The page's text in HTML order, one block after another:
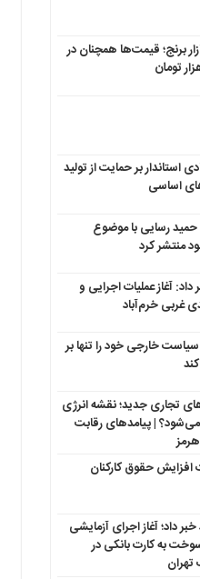
برنج؛ قیمت‌ها همچنان در
استاندار بر حمایت از تولید
اساسی
رسایی با موضوع
منتشر کرد
داد: آغاز عملیات اجرایی و
غربی خرم‌آباد
خارجی خود را تنها بر
تجاری جدید؛ نقشه انرژی
می‌شود؟ | پیامدهای رقابت
حقوق کارکنان
داد؛ آغاز اجرای آزمایشی
به کارت بانکی در